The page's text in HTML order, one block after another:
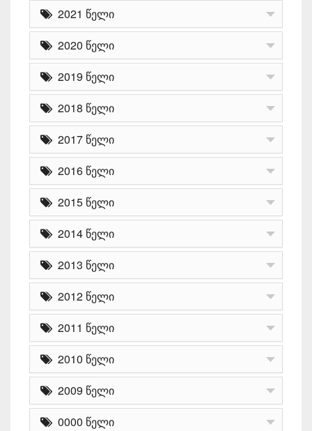
2021 წელი
2020 წელი
2019 წელი
2018 წელი
2017 წელი
2016 წელი
2015 წელი
2014 წელი
2013 წელი
2012 წელი
2011 წელი
2010 წელი
2009 წელი
0000 წელი